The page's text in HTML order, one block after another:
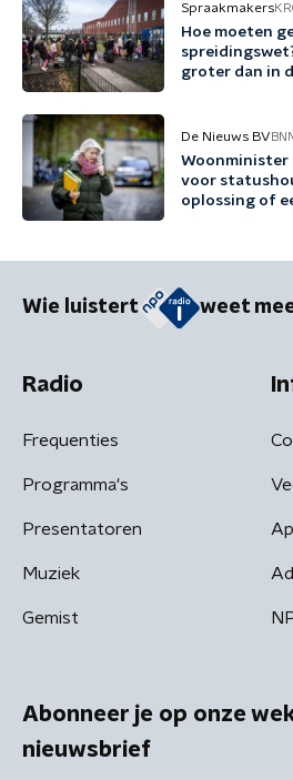
Spraakmakers
Hoe moeten
groter dan in
De Nieuws BV
Woonminister
voor
oplossing of
Wie luistert weet
Radio
Frequenties
Programma's
Presentatoren
Muziek
Gemist
Abonneer je op onze
nieuwsbrief